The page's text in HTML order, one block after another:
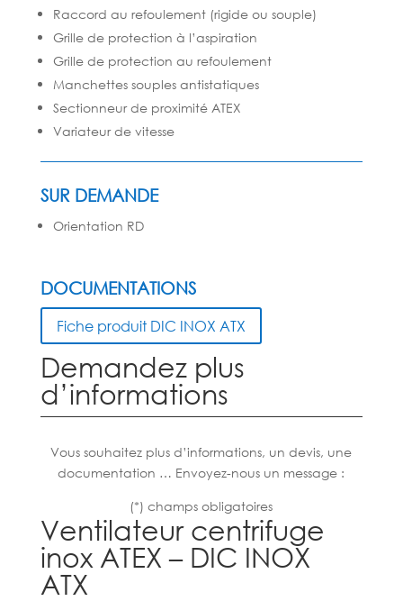
Raccord au refoulement (rigide ou souple)
Grille de protection à l’aspiration
Grille de protection au refoulement
Manchettes souples antistatiques
Sectionneur de proximité ATEX
Variateur de vitesse
SUR DEMANDE
Orientation RD
DOCUMENTATIONS
Fiche produit DIC INOX ATX
Demandez plus
d’informations
Vous souhaitez plus d’informations, un devis, une
documentation … Envoyez-nous un message :
(*) champs obligatoires
Ventilateur centrifuge
inox ATEX – DIC INOX
ATX